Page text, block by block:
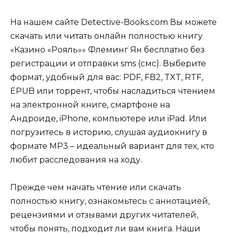
На нашем сайте Detective-Books.com Вы можете
скачать или читать онлайн полностью книгу
«Казино «Рояль»» Флеминг Ян бесплатно без
регистрации и отправки sms (смс). Выберите
формат, удобный для вас: PDF, FB2, TXT, RTF,
EPUB или торрент, чтобы насладиться чтением
на электронной книге, смартфоне на
Андроиде, iPhone, компьютере или iPad. Или
погрузитесь в историю, слушая аудиокнигу в
формате MP3 – идеальный вариант для тех, кто
любит расследования на ходу.
Прежде чем начать чтение или скачать
полностью книгу, ознакомьтесь с аннотацией,
рецензиями и отзывами других читателей,
чтобы понять, подходит ли вам книга. Наши